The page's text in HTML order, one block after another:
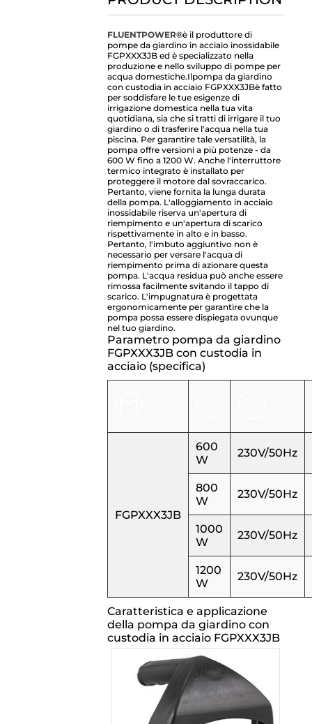
FLUENTPOWER®è il produttore di
pompe da giardino in acciaio inossidabile
FGPXXX3JB ed è specializzato nella
produzione e nello sviluppo di pompe per
acqua domestiche.Ilpompa da giardino
con custodia in acciaio FGPXXX3JBè fatto
per soddisfare le tue esigenze di
irrigazione domestica nella tua vita
quotidiana, sia che si tratti di irrigare il tuo
giardino o di trasferire l'acqua nella tua
piscina. Per garantire tale versatilità, la
pompa offre versioni a più potenze - da
600 W fino a 1200 W. Anche l'interruttore
termico integrato è installato per
proteggere il motore dal sovraccarico.
Pertanto, viene fornita la lunga durata
della pompa. L'alloggiamento in acciaio
inossidabile riserva un'apertura di
riempimento e un'apertura di scarico
rispettivamente in alto e in basso.
Pertanto, l'imbuto aggiuntivo non è
necessario per versare l'acqua di
riempimento prima di azionare questa
pompa. L'acqua residua può anche essere
rimossa facilmente svitando il tappo di
scarico. L'impugnatura è progettata
ergonomicamente per garantire che la
pompa possa essere dispiegata ovunque
nel tuo giardino.
Parametro pompa da giardino
FGPXXX3JB con custodia in
acciaio (specifica)
FGPXXX3JB
600
W
230V/50Hz
800
W
230V/50Hz
1000
W
230V/50Hz
1200
W
230V/50Hz
Caratteristica e applicazione
della pompa da giardino con
custodia in acciaio FGPXXX3JB